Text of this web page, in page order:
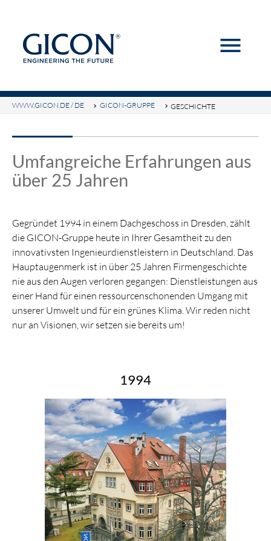
menu
Suchbegriffe
SUCHEN
WWW.GICON.DE / DE
GICON-GRUPPE GESCHICHTE
Umfangreiche Erfahrungen aus
über 25 Jahren
Gegründet 1994 in einem Dachgeschoss in Dresden, zählt
die GICON-Gruppe heute in Ihrer Gesamtheit zu den
innovativsten Ingenieurdienstleistern in Deutschland. Das
Hauptaugenmerk ist in über 25 Jahren Firmengeschichte
nie aus den Augen verloren gegangen: Dienstleistungen aus
einer Hand für einen ressourcenschonenden Umgang mit
unserer Umwelt und für ein grünes Klima. Wir reden nicht
nur an Visionen, wir setzen sie bereits um!
1994